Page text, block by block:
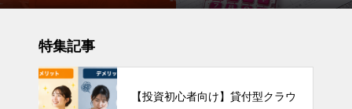
要です！
を公開します！
特集記事
【投資初心者向け】貸付型クラウ